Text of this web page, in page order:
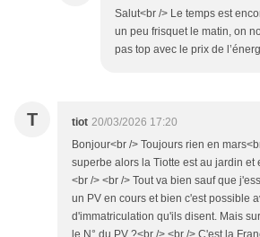
Salut<br /> Le temps est
un peu frisquet le matin, on
pas top avec le prix de
T tiot 20/03/2026 17:20
Bonjour<br /> Toujours rien en
superbe alors la Tiotte est au jardin et
<br /> <br /> Tout va bien sauf que
un PV en cours et bien c'est possible
d'immatriculation qu'ils disent. Mais
le N° du PV ?<br /> <br /> C'est la